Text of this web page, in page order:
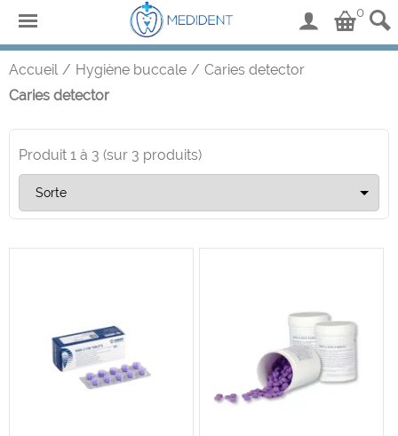
0
Accueil / Hygiène buccale / Caries detector
Caries detector
Produit 1 à 3 (sur 3 produits)